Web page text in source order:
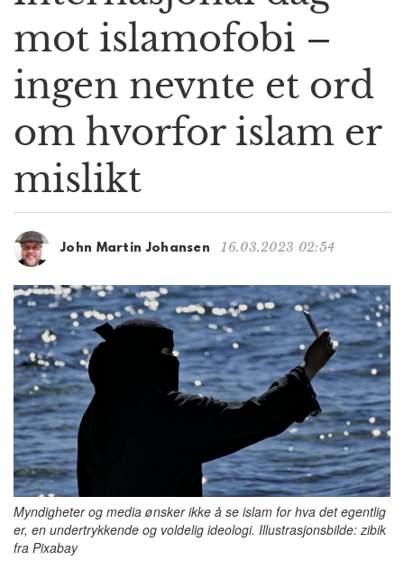
a
t
o
mot islamofobi –
ingen nevnte et ord
om hvorfor islam er
mislikt
John Martin Johansen 16.03.2023 02:54
Myndigheter og media ønsker ikke å se islam for hva det egentlig
er, en undertrykkende og voldelig ideologi. Illustrasjonsbilde: zibik
fra Pixabay